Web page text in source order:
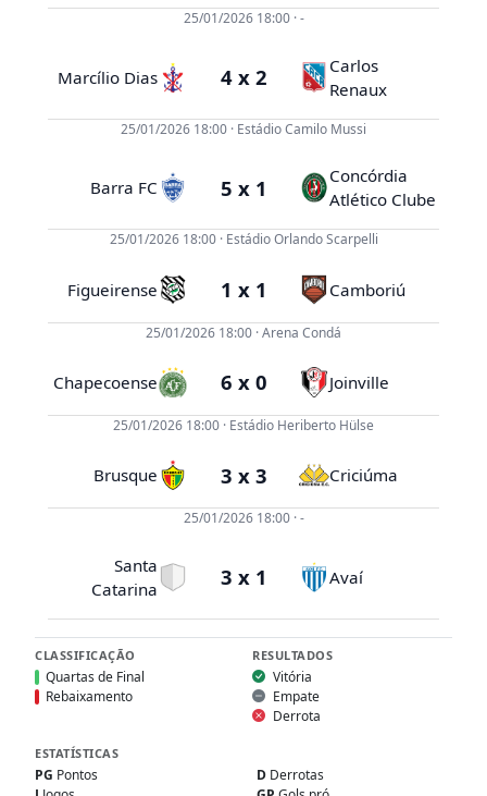
25/01/2026 18:00 · -
Marcílio Dias 4 x 2
Carlos
Renaux
25/01/2026 18:00 · Estádio Camilo Mussi
Barra FC 5 x 1
Concórdia
Atlético Clube
25/01/2026 18:00 · Estádio Orlando Scarpelli
Figueirense 1 x 1 Camboriú
25/01/2026 18:00 · Arena Condá
Chapecoense 6 x 0 Joinville
25/01/2026 18:00 · Estádio Heriberto Hülse
Brusque 3 x 3 Criciúma
25/01/2026 18:00 · -
Santa
Catarina
3 x 1 Avaí
CLASSIFICAÇÃO
Quartas de Final
Rebaixamento
RESULTADOS
Vitória
Empate
Derrota
ESTATÍSTICAS
PG Pontos
D Derrotas